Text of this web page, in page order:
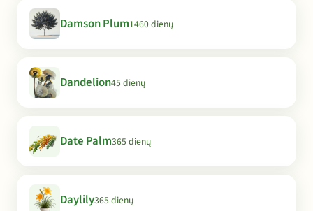
Damson Plum1460 dienų
Dandelion45 dienų
Date Palm365 dienų
Daylily365 dienų